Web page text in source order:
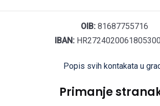
OIB: 81687755716
IBAN:
Popis svih kontakata u
Primanje